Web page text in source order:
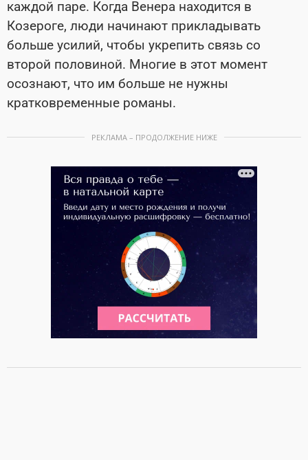
каждой паре. Когда Венера находится в
Козероге, люди начинают прикладывать
больше усилий, чтобы укрепить связь со
второй половиной. Многие в этот момент
осознают, что им больше не нужны
кратковременные романы.
РЕКЛАМА – ПРОДОЛЖЕНИЕ НИЖЕ